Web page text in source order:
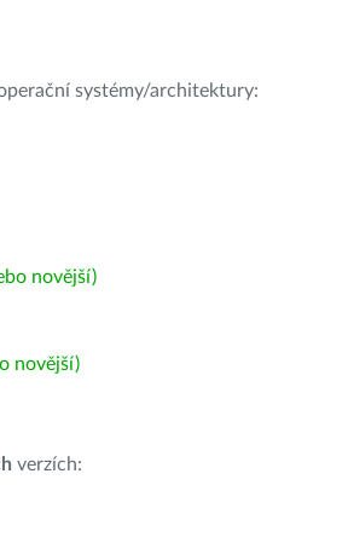
systémy/architektury:
novější)
novější)
verzích: